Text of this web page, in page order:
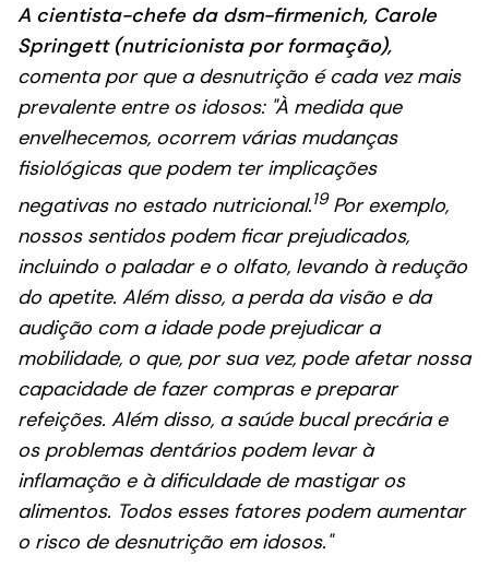
A cientista-chefe da dsm-firmenich, Carole
Springett (nutricionista por formação),
comenta por que a desnutrição é cada vez mais
prevalente entre os idosos: "À medida que
envelhecemos, ocorrem várias mudanças
fisiológicas que podem ter implicações
negativas no estado nutricional.19Por exemplo,
nossos sentidos podem ficar prejudicados,
incluindo o paladar e o olfato, levando à redução
do apetite. Além disso, a perda da visão e da
audição com a idade pode prejudicar a
mobilidade, o que, por sua vez, pode afetar nossa
capacidade de fazer compras e preparar
refeições. Além disso, a saúde bucal precária e
os problemas dentários podem levar à
inflamação e à dificuldade de mastigar os
alimentos. Todos esses fatores podem aumentar
o risco de desnutrição em idosos."